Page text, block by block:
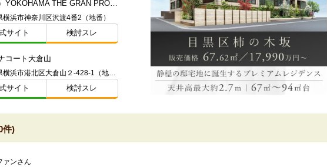
（仮称）YOKOHAMA THE GRAN PROJECT
横浜市神奈川区沢渡4番2（地番）
サイト 検討スレ
コート大倉山
神奈川県横浜市港北区大倉山２-428-1（地番）
サイト 検討スレ
件)
ァンさん